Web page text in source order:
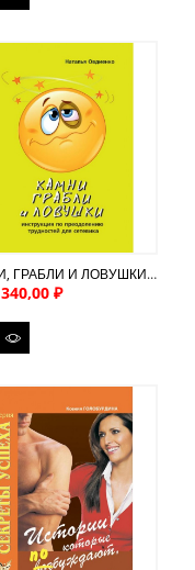
КАМНИ, ГРАБЛИ И ЛОВУШКИ. Инструкция по преодолению трудностей для сетевика
340,00 ₽